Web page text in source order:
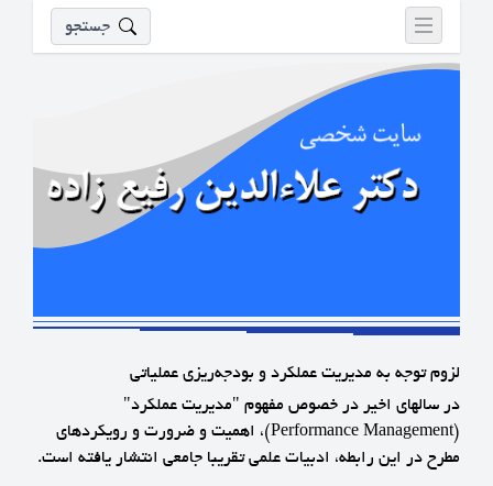
جستجو
لزوم توجه به مديريت عملكرد و بودجه‌ريزي عملياتي
در سالهاي اخير در خصوص مفهوم "مديريت عملكرد"
(Performance Management)، اهميت و ضرورت و رويكردهاي
مطرح در اين رابطه، ادبيات علمي تقريبا جامعي انتشار يافته است.